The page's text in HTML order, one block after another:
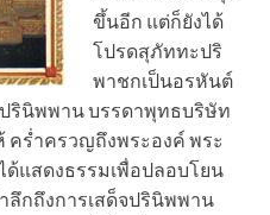
ขึ้นอีก แต่ก็ยังได้
โปรดสุภัททะปริ
พาชกเป็นอรหันต์
รินิพพาน บรรดาพุทธบริษัท
คร่ำครวญถึงพระองค์ พระ
แสดงธรรมเพื่อปลอบโยน
กถึงการเสด็จปรินิพพาน